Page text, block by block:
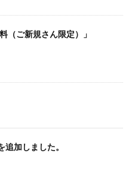
（ご新規さん限定）」
加しました。